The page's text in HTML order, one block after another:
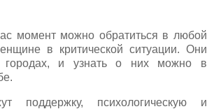
момент можно обратиться в любой
в критической ситуации. Они
городах, и узнать о них можно в
поддержку, психологическую и